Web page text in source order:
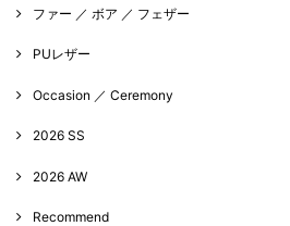
ファー ／ ボア ／ フェザー
PUレザー
Occasion ／ Ceremony
2026 SS
2026 AW
Recommend